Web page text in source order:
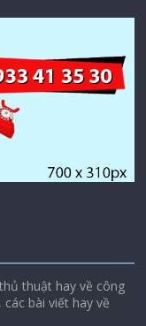
thuật hay về công
bài viết hay về